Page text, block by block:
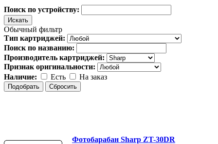
Поиск по устройству:
Обычный фильтр
Тип картриджей:
Поиск по названию:
Производитель картриджей:
Признак оригинальности:
Наличие:
Есть На заказ
Фотобарабан Sharp ZT-30DR